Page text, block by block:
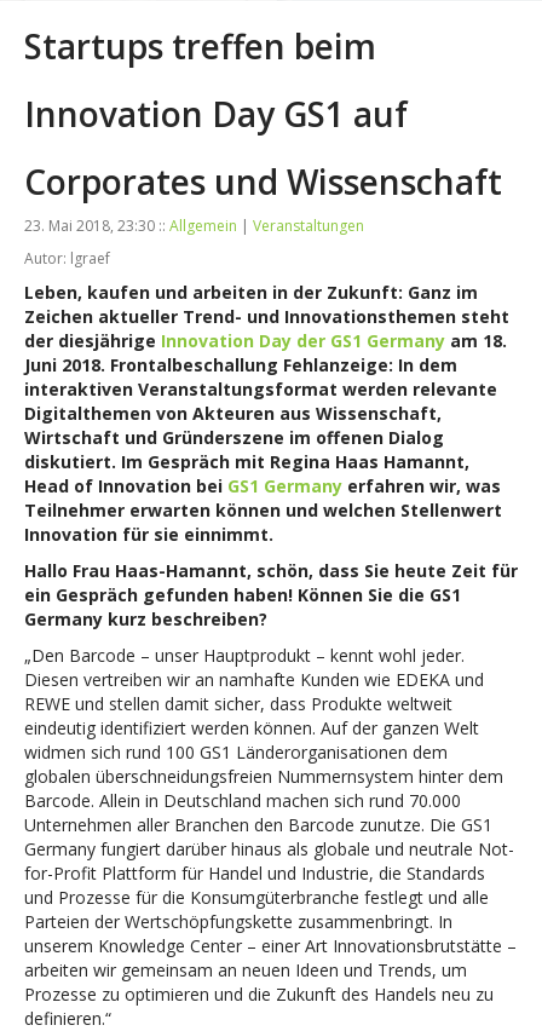
Startups treffen beim
Innovation Day GS1 auf
Corporates und Wissenschaft
23. Mai 2018, 23:30 :: Allgemein | Veranstaltungen
Autor: lgraef
Leben, kaufen und arbeiten in der Zukunft: Ganz im
Zeichen aktueller Trend- und Innovationsthemen steht
der diesjährige Innovation Day der GS1 Germany am 18.
Juni 2018. Frontalbeschallung Fehlanzeige: In dem
interaktiven Veranstaltungsformat werden relevante
Digitalthemen von Akteuren aus Wissenschaft,
Wirtschaft und Gründerszene im offenen Dialog
diskutiert. Im Gespräch mit Regina Haas Hamannt,
Head of Innovation bei GS1 Germany erfahren wir, was
Teilnehmer erwarten können und welchen Stellenwert
Innovation für sie einnimmt.
Hallo Frau Haas-Hamannt, schön, dass Sie heute Zeit für
ein Gespräch gefunden haben! Können Sie die GS1
Germany kurz beschreiben?
„Den Barcode – unser Hauptprodukt – kennt wohl jeder.
Diesen vertreiben wir an namhafte Kunden wie EDEKA und
REWE und stellen damit sicher, dass Produkte weltweit
eindeutig identifiziert werden können. Auf der ganzen Welt
widmen sich rund 100 GS1 Länderorganisationen dem
globalen überschneidungsfreien Nummernsystem hinter dem
Barcode. Allein in Deutschland machen sich rund 70.000
Unternehmen aller Branchen den Barcode zunutze. Die GS1
Germany fungiert darüber hinaus als globale und neutrale Not-
for-Profit Plattform für Handel und Industrie, die Standards
und Prozesse für die Konsumgüterbranche festlegt und alle
Parteien der Wertschöpfungskette zusammenbringt. In
unserem Knowledge Center – einer Art Innovationsbrutstätte –
arbeiten wir gemeinsam an neuen Ideen und Trends, um
Prozesse zu optimieren und die Zukunft des Handels neu zu
definieren.“